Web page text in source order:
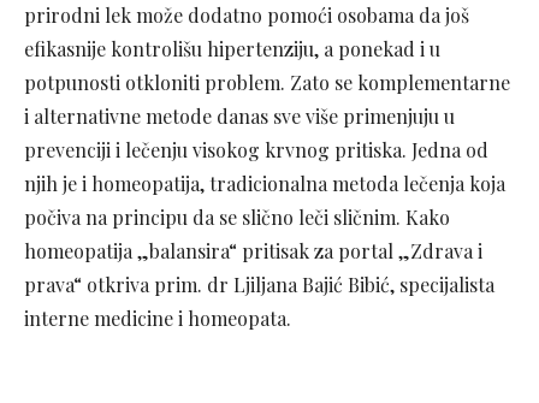
prirodni lek može dodatno pomoći osobama da još
efikasnije kontrolišu hipertenziju, a ponekad i u
potpunosti otkloniti problem. Zato se komplementarne
i alternativne metode danas sve više primenjuju u
prevenciji i lečenju visokog krvnog pritiska. Jedna od
njih je i homeopatija, tradicionalna metoda lečenja koja
počiva na principu da se slično leči sličnim. Kako
homeopatija „balansira“ pritisak za portal „Zdrava i
prava“ otkriva prim. dr Ljiljana Bajić Bibić, specijalista
interne medicine i homeopata.